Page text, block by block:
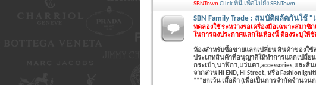
SBNTownClick ที่นี่ เพื่อไปยัง SBNTown
SBN Family Trade : สมบัติผลัดกันใช้
ทดลองใช้ ระหว่างรอเครื่องมือเฉพาะสมา
ในการลงประกาศแลกในห้องนี้ ต้องระบุให้
ห้องสำหรับซื้อขายแลกเปลี่ยน สินค้าของใช้
ประเภทสินค้าที่อนุญาติให้ทำการแลกเปลี่ย
กระเป๋า,นาฬิกา,แว่นตา,accessories,และสิ
จากส่วน Hi END, Hi Street, หรือ Fashion
***ยกเว้น เสื้อผ้า (เพื่อเป็นการจำกัดจำนวน